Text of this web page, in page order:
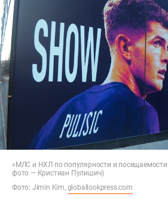
«МЛС и НХЛ по популярности и посещаемости
фото — Кристиан Пулишич)
Фото: Jimin Kim, globallookpress.com